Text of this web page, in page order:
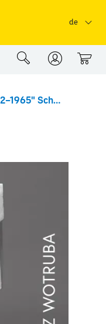
de
0
"Fritz Wotruba – Kopf, 1962–1965" Schwarzdruck